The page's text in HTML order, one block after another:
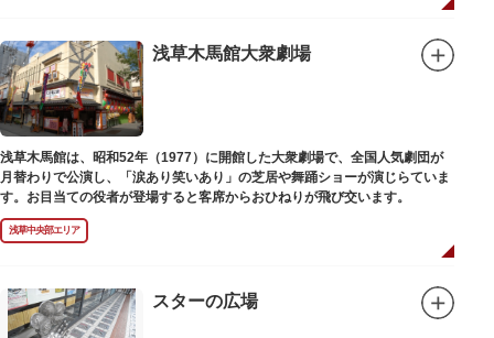
浅草木馬館大衆劇場
浅草木馬館は、昭和52年（1977）に開館した大衆劇場で、全国人気劇団が
月替わりで公演し、「涙あり笑いあり」の芝居や舞踊ショーが演じらていま
す。お目当ての役者が登場すると客席からおひねりが飛び交います。
浅草中央部エリア
スターの広場